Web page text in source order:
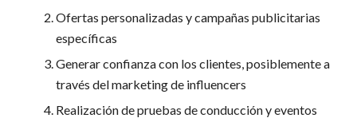
Ofertas personalizadas y campañas publicitarias
específicas
Generar confianza con los clientes, posiblemente a
través del marketing de influencers
Realización de pruebas de conducción y eventos